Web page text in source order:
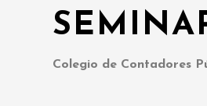
Colegio de Contadores